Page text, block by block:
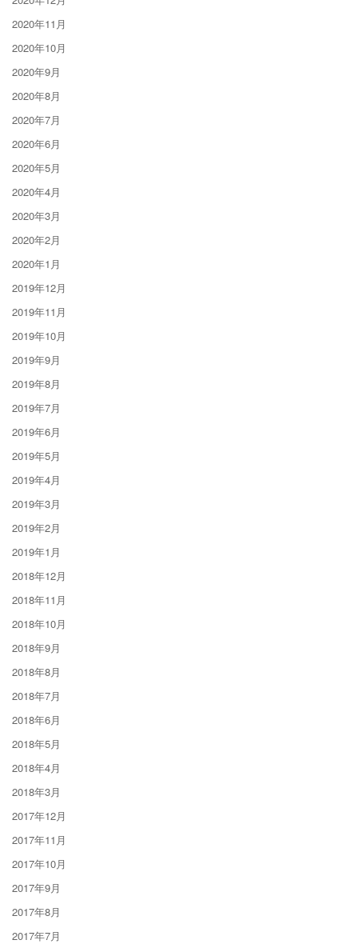
2020年11月
2020年10月
2020年9月
2020年8月
2020年7月
2020年6月
2020年5月
2020年4月
2020年3月
2020年2月
2020年1月
2019年12月
2019年11月
2019年10月
2019年9月
2019年8月
2019年7月
2019年6月
2019年5月
2019年4月
2019年3月
2019年2月
2019年1月
2018年12月
2018年11月
2018年10月
2018年9月
2018年8月
2018年7月
2018年6月
2018年5月
2018年4月
2018年3月
2017年12月
2017年11月
2017年10月
2017年9月
2017年8月
2017年7月